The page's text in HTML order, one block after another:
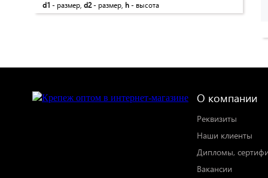
d1 - размер, d2- размер, h - высота
О компании
Реквизиты
Наши клиенты
Дипломы,
Вакансии